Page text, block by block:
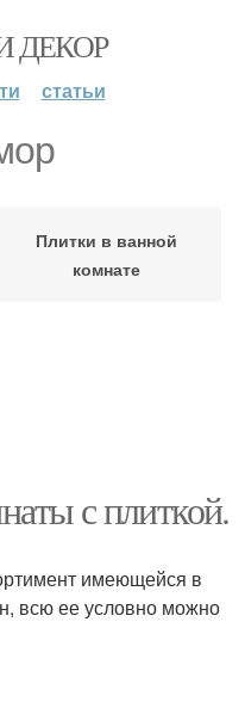
ДЕКОР
статьи
Плитки в ванной
комнате
с плиткой.
имеющейся в
всю ее условно можно